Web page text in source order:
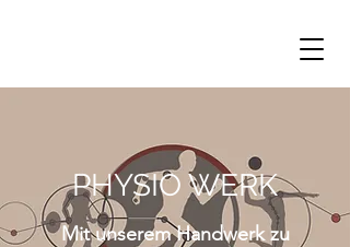
PHYSIO WERK
Mit unserem Handwerk zu